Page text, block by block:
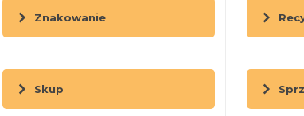
Znakowanie
Skup